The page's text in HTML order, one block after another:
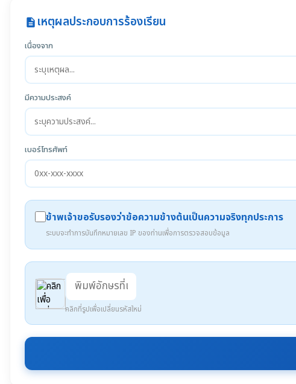
description เหตุผลประกอบการร้องเรียน
เนื่องจาก
มีความประสงค์
เบอร์โทรศัพท์
ข้าพเจ้าขอรับรองว่าข้อความข้างต้นเป็นความจริงทุกประการ
ระบบจะทำการบันทึกหมายเลข IP ของท่านเพื่อการตรวจสอบข้อมูล
คลิกที่รูปเพื่อเปลี่ยนรหัสใหม่